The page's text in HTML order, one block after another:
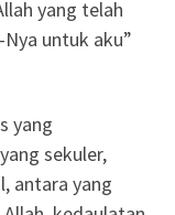
yang telah
untuk aku”
yang
sekuler,
antara yang